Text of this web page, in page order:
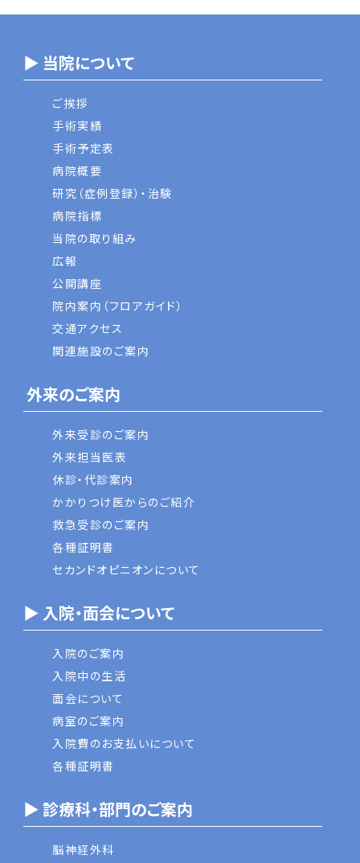
▶ 当院について
ご挨拶
手術実績
手術予定表
病院概要
研究（症例登録）・治験
病院指標
当院の取り組み
広報
公開講座
院内案内（フロアガイド）
交通アクセス
関連施設のご案内
外来のご案内
外来受診のご案内
外来担当医表
休診・代診案内
かかりつけ医からのご紹介
救急受診のご案内
各種証明書
セカンドオピニオンについて
▶ 入院・面会について
入院のご案内
入院中の生活
面会について
病室のご案内
入院費のお支払いについて
各種証明書
▶ 診療科・部門のご案内
脳神経外科